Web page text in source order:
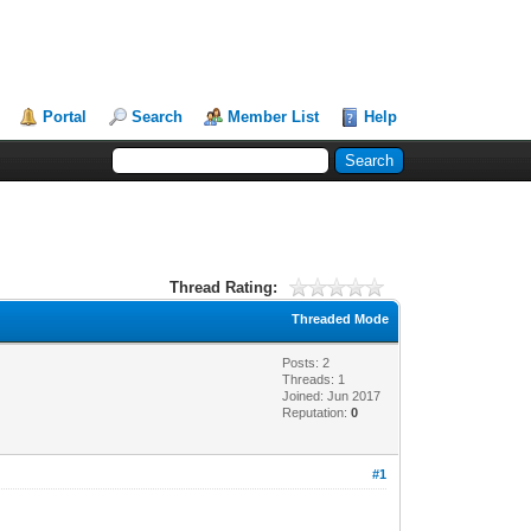
Portal Search Member List Help
Thread Rating:
Threaded Mode
Posts: 2
Threads: 1
Joined: Jun 2017
Reputation:0
#1